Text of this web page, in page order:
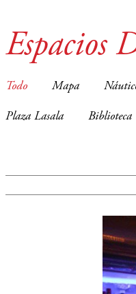
Espacios
Todo Mapa
Plaza Lasala Biblioteca